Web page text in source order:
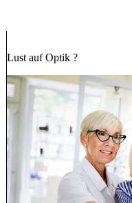
Lust auf Optik ?